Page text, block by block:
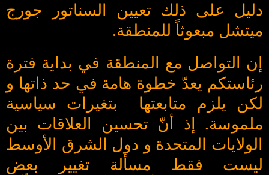
دليل على ذلك تعيين السناتور جورج
ميتشل مبعوثاً للمنطقة.
إن التواصل مع المنطقة في بداية فترة
رئاستكم يعدّ خطوة هامة في حد ذاتها و
لكن يلزم متابعتها بتغيرات سياسية
ملموسة. إذ أنّ تحسين العلاقات بين
الولايات المتحدة و دول الشرق الأوسط
ليست فقط مسألة تغيير بعض